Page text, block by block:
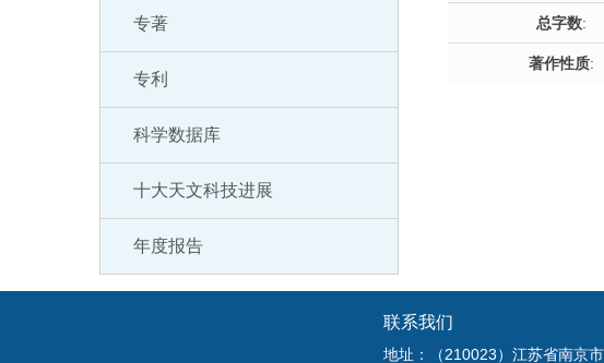
专著
专利
科学数据库
十大天文科技进展
年度报告
总字数:
著作性质:
联系我们
地址：（210023）江苏省南京